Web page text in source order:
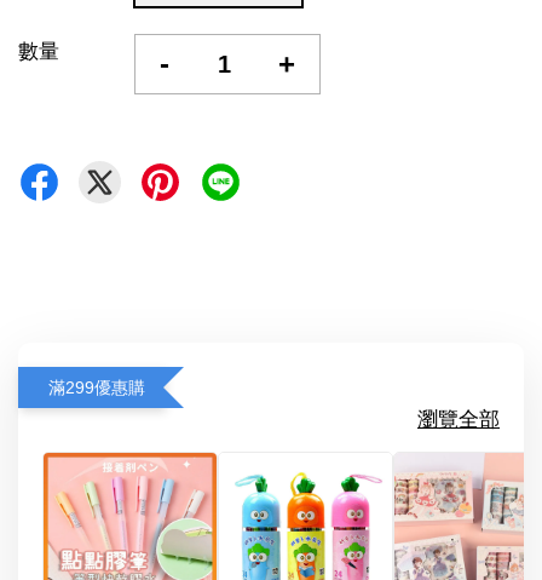
數量 - +
滿299優惠購
瀏覽全部